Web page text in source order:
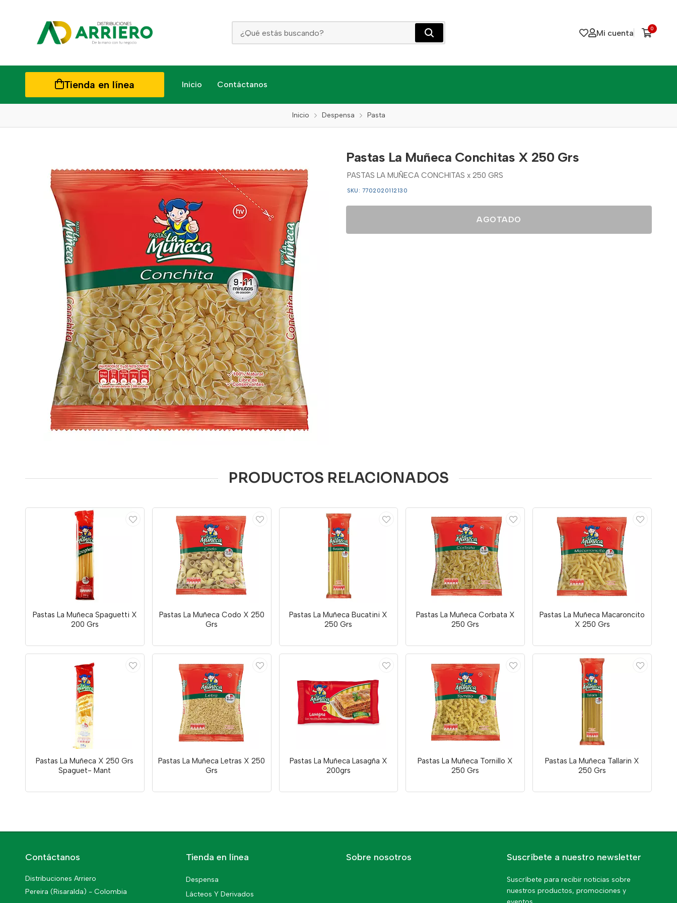
Mi cuenta 0
Tienda en línea Inicio Contáctanos
Inicio Despensa Pasta
Pastas La Muñeca Conchitas X 250 Grs
PASTAS LA MUÑECA CONCHITAS x 250 GRS
SKU: 7702020112130
AGOTADO
PRODUCTOS RELACIONADOS
Pastas La Muñeca Spaguetti X
200 Grs
Pastas La Muñeca Codo X 250
Grs
Pastas La Muñeca Bucatini X
250 Grs
Pastas La Muñeca Corbata X
250 Grs
Pastas La Muñeca Macaroncito
X 250 Grs
Pastas La Muñeca X 250 Grs
Spaguet- Mant
Pastas La Muñeca Letras X 250
Grs
Pastas La Muñeca Lasagña X
200grs
Pastas La Muñeca Tornillo X
250 Grs
Pastas La Muñeca Tallarin X
250 Grs
Contáctanos
Distribuciones Arriero
Pereira (Risaralda) - Colombia
Tienda en línea
Despensa
Lácteos Y Derivados
Sobre nosotros Suscríbete a nuestro newsletter
Suscríbete para recibir noticias sobre
nuestros productos, promociones y